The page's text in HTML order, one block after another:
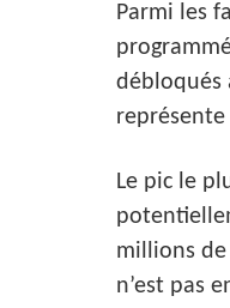
Parmi les
débloqués
Le pic le
millions
n’est pas